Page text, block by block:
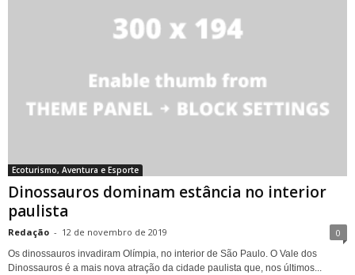
Ecoturismo, Aventura e Esporte
Dinossauros dominam estância no interior
paulista
Redação - 12 de novembro de 2019 0
Os dinossauros invadiram Olímpia, no interior de São Paulo. O Vale dos
Dinossauros é a mais nova atração da cidade paulista que, nos últimos...